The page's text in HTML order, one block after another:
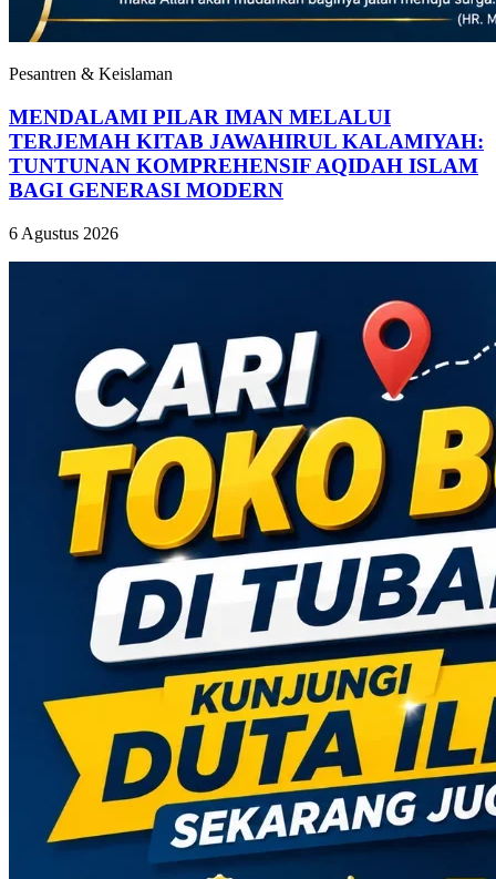
Pesantren & Keislaman
MENDALAMI PILAR IMAN MELALUI
TERJEMAH KITAB JAWAHIRUL KALAMIYAH:
TUNTUNAN KOMPREHENSIF AQIDAH ISLAM
BAGI GENERASI MODERN
6 Agustus 2026